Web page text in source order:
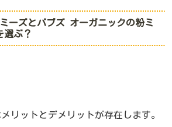
ーズとバブズ オーガニックの粉ミ
選ぶ？
リットとデメリットが存在します。